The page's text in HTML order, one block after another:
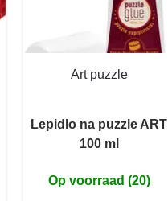
Art puzzle
Lepidlo na puzzle ART
100 ml
Op voorraad (20)